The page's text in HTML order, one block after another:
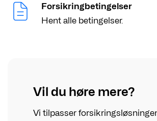
Forsikringbetingelser
Hent alle betingelser.
Vil du høre mere?
Vi tilpasser